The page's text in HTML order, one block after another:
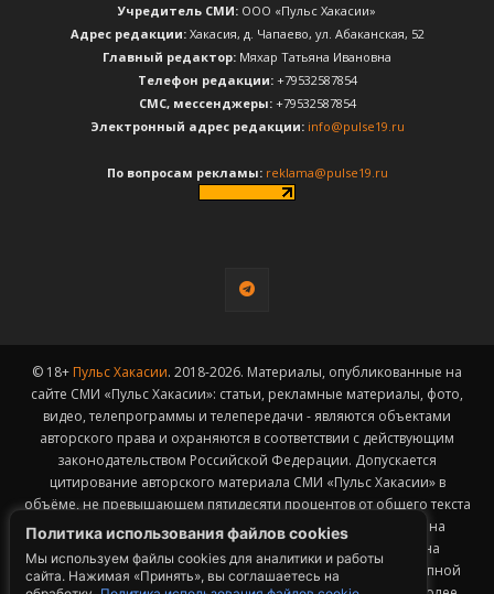
Политика использования файлов cookies
Мы используем файлы cookies для аналитики и работы
сайта. Нажимая «Принять», вы соглашаетесь на
Учредитель СМИ: ООО «Пульс Хакасии»
Адрес редакции:Хакасия, д. Чапаево, ул. Абаканская, 52
Главный редактор: Мяхар Татьяна Ивановна
Телефон редакции:+79532587854
CМС, мессенджеры:+79532587854
Электронный адрес редакции: info@pulse19.ru
По вопросам рекламы: reklama@pulse19.ru
© 18+ Пульс Хакасии. 2018-2026. Материалы, опубликованные на
сайте СМИ «Пульс Хакасии»: статьи, рекламные материалы, фото,
видео, телепрограммы и телепередачи - являются объектами
авторского права и охраняются в соответствии с действующим
законодательством Российской Федерации. Допускается
цитирование авторского материала СМИ «Пульс Хакасии» в
объёме, не превышающем пятидесяти процентов от общего текста
публикации с обязательным размещением гиперссылки на
страницу заимствования материала. Гиперссылка должна
размещаться в тексте цитируемого материала и быть доступной